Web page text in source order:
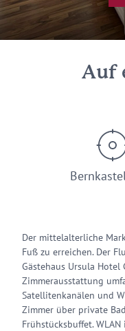
Auf
Der mittelalterliche
Fuß zu erreichen. Der
Gästehaus Ursula
Zimmerausstattung
Satellitenkanälen und
Zimmer über private
Frühstücksbuffet.